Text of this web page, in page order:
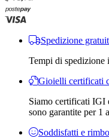
Spedizione
Tempi di
Gioielli certificati
Siamo certificati IGI
sono garantite per 1
Soddisfatti e